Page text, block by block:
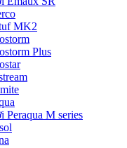
MK2
Plus
Peraqua M series